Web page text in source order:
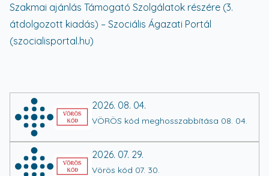
2026. 08. 04.
VÖRÖS kód meghosszabbítása 08. 04.
2026. 07. 29.
Vörös kód 07. 30.
Szakmai ajánlás Támogató Szolgálatok részére (3.
átdolgozott kiadás) – Szociális Ágazati Portál
(szocialisportal.hu)